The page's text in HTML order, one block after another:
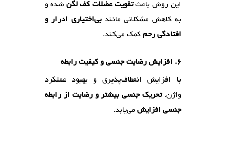
این روش باعثتقویت عضلات کف لگن شده و
به کاهش مشکلاتی مانندبی‌اختیاری ادرار و
افتادگی رحم کمک می‌کند.
6. افزایش رضایت جنسی و کیفیت رابطه
با افزایش انعطاف‌پذیری و بهبود عملکرد
واژن،تحریک جنسی بیشتر و رضایت از رابطه
جنسی افزایش می‌یابد.